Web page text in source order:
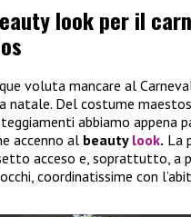
look per il
voluta mancare al
natale. Del costume
abbiamo appena
accenno al beauty look. La
acceso e, soprattutto, a
coordinatissime con